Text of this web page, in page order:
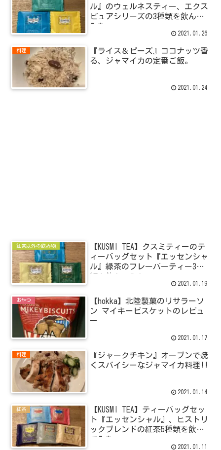
ル』のウェルネスティー、エクス
ピュアシリーズの3種類を飲んで
みた。
2021.01.26
料理
『ライス＆ピーズ』ココナッツ香
る、ジャマイカの定番ご飯。
2021.01.24
紅茶以外の飲み物
【KUSMI TEA】クスミティーのテ
ィーバッグセット『エッセンシャ
ル』緑茶のフレーバーティー3種
類を飲んでみた。
2021.01.19
おやつ
【hokka】北陸製菓のリサラーソ
ン マイキービスケットのレビュ
ー
2021.01.17
料理
『ジャークチキン』オーブンで焼
くスパイシーなジャマイカ料理!!
2021.01.14
紅茶
【KUSMI TEA】ティーバッグセッ
ト『エッセンシャル』、ヒストリ
ックブレンドの紅茶5種類を飲ん
でみた。
2021.01.11